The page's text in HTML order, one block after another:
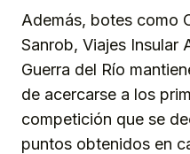
Además, botes como
Sanrob, Viajes Insular
Guerra del Río
de acercarse a los
competición que se
puntos obtenidos en